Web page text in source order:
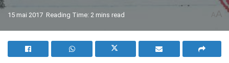
15 mai 2017 Reading Time: 2 mins read